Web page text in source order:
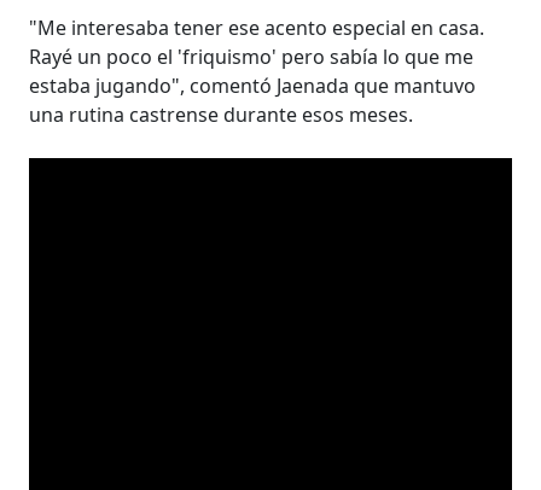
"Me interesaba tener ese acento especial en casa.
Rayé un poco el 'friquismo' pero sabía lo que me
estaba jugando", comentó Jaenada que mantuvo
una rutina castrense durante esos meses.